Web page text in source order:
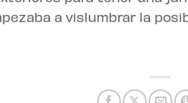
a vislumbrar la